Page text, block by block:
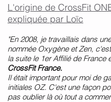
L'origine de CrossFit
expliquée par Loïc
"En 2008, je travaillais dans
nommée Oxygène et Zen,
la suite le 1er Affilié de France
CrossFit France.
Il était important pour moi de
initiales OZ. C'est une façon
pas oublier là où tout a